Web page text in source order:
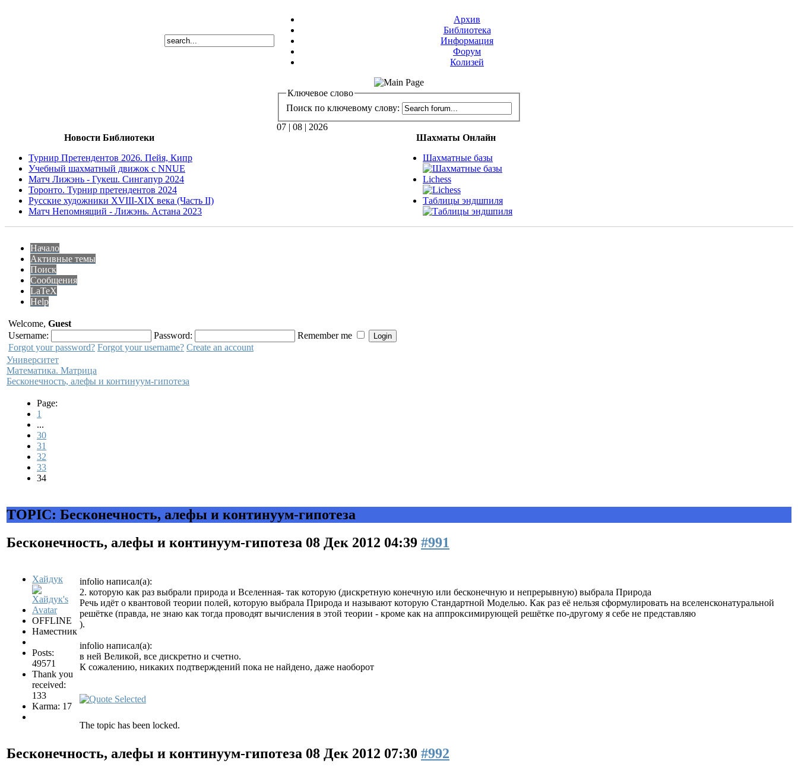
Архив
Библиотека
Информация
Форум
Колизей
Ключевое слово
Поиск по ключевому слову:
07 | 08 | 2026
Новости Библиотеки
Турнир Претендентов 2026. Пейя, Кипр
Учебный шахматный движок с NNUE
Матч Лижэнь - Гукеш. Сингапур 2024
Торонто. Турнир претендентов 2024
Русские художники XVIII-XIX века (Часть II)
Матч Непомнящий - Лижэнь. Астана 2023
Шахматы Онлайн
Шахматные базы
Lichess
Таблицы эндшпиля
Начало
Активные темы
Поиск
Сообщения
LaTeX
Help
Welcome, Guest
Username:
Password:
Remember me
Forgot your password? Forgot your username? Create an account
Университет
Математика. Матрица
Бесконечность, алефы и континуум-гипотеза
Page:
1
...
30
31
32
33
34
TOPIC: Бесконечность, алефы и континуум-гипотеза
Бесконечность, алефы и континуум-гипотеза 08 Дек 2012 04:39 #991
Хайдук
OFFLINE
Наместник
Posts:
49571
Thank you
received:
133
Karma: 17
infolio написал(а):
2. которую как раз выбрали природа и Вселенная- так которую (дискретную конечную или бесконечную и непрерывную) выбрала Природа
Речь идёт о квантовой теории полей, которую выбрала Природа и называют которую Стандартной Моделью. Как раз её нельзя сформулировать на вселенсконатуральной
решётке (правда, не знаю как тогда проводят вычисления в этой теории - кроме как на аппроксимирующей решётке по-другому я себе не представляю
).
infolio написал(а):
в ней Великой, все дискретно и счетно.
К сожалению, никаких подтверждений пока не найдено, даже наоборот
The topic has been locked.
Бесконечность, алефы и континуум-гипотеза 08 Дек 2012 07:30 #992